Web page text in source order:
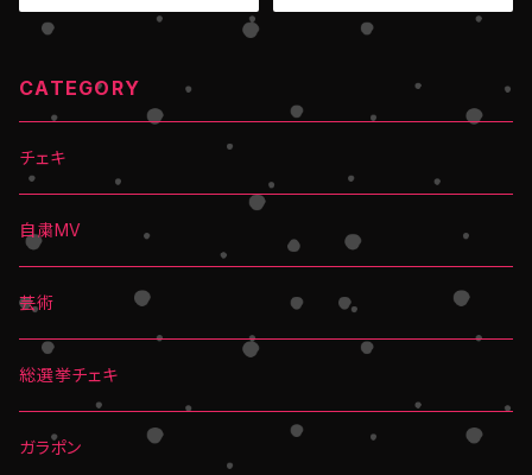
CATEGORY
チェキ
自粛MV
芸術
総選挙チェキ
ガラポン